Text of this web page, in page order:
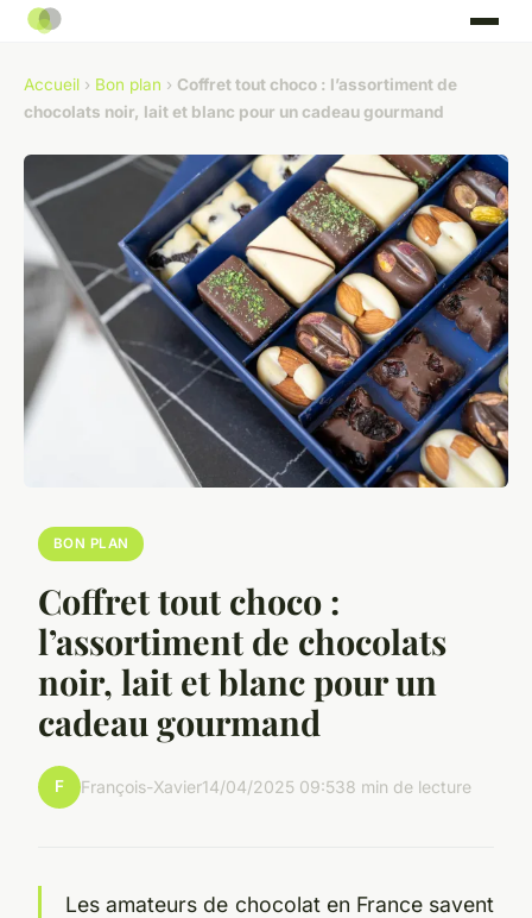
Accueil › Bon plan › Coffret tout choco : l’assortiment de
chocolats noir, lait et blanc pour un cadeau gourmand
BON PLAN
Coffret tout choco :
l’assortiment de chocolats
noir, lait et blanc pour un
cadeau gourmand
F François-Xavier14/04/2025 09:538 min de lecture
Les amateurs de chocolat en France savent